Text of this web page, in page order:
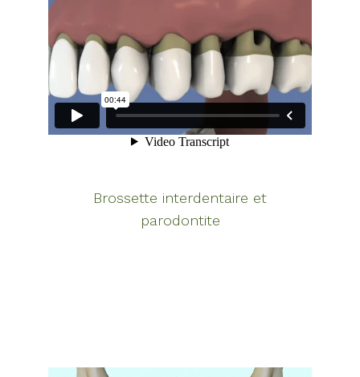
Brossette interdentaire et
parodontite